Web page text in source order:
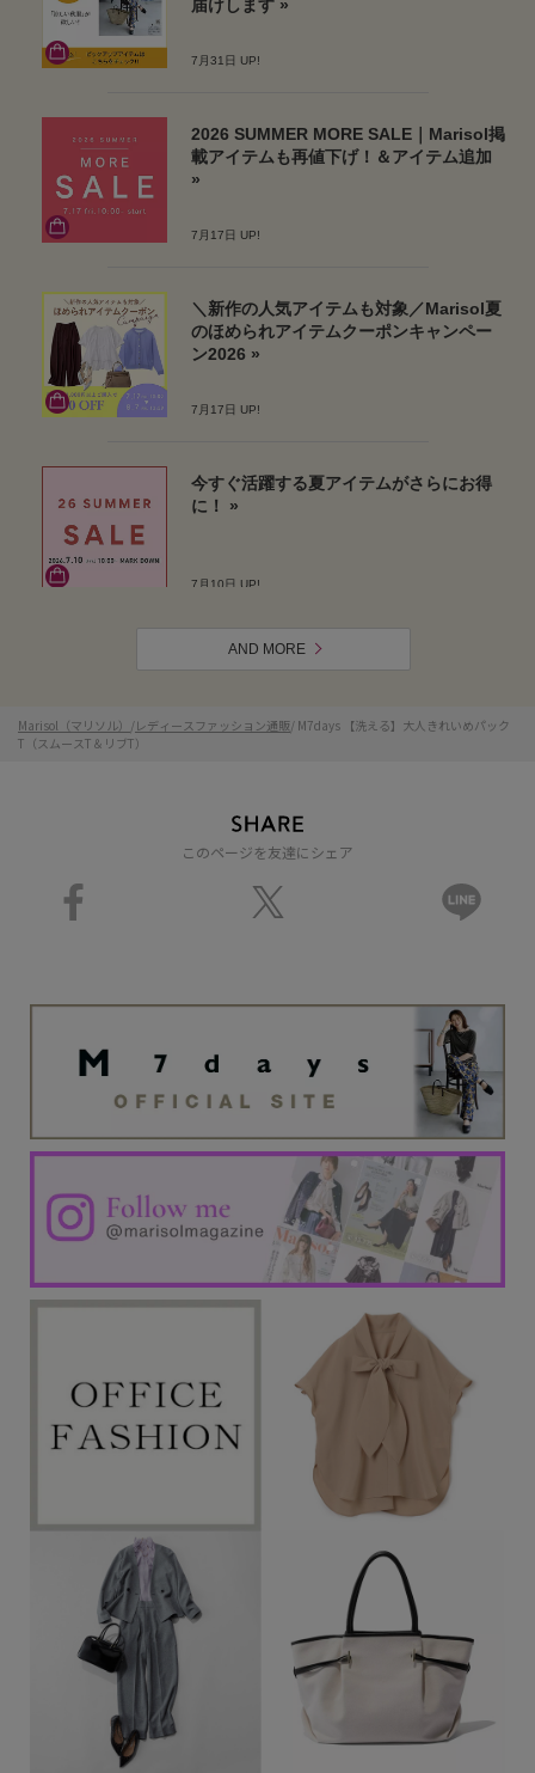
このページを友達にシェア
AND MORE
Marisol（マリソル） /レディースファッション通販/ M7days 【洗える】大人きれいめパック
T（スムースT＆リブT）